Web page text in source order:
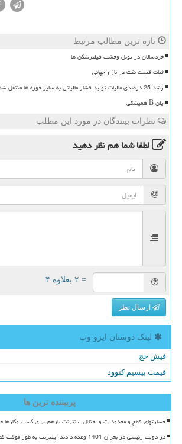
تازه ترین مطالب مرتبط
خردسالان در تونل وحشت فیلترشکن ها
ثبات قیمت نفت در بازار جهانی
رشد 25 درصدی مالیات تولید فشار مالیاتی به سایر حوزه ها منتقل شد
پلن B همیشگی
نظرات بینندگان در مورد این مطلب
لطفا شما همنظر دهید
= ۲ بعلاوه ۴
ارسال نظر
لینک دوستان ایزو وب
فیش حج
قیمت بیسیم کنوود
پربیننده ترین ها
خسارتهای قطع و محدودیت و اختلال اینترنت بازهم برای کسب وکارها
در دولت رئیسی در بحران 1401 وعده دادند اینترنت به طور موقت قطع می شود اما ماندگار شد